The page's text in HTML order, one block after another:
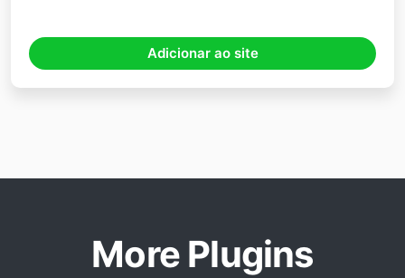
Adicionar ao site
More Plugins